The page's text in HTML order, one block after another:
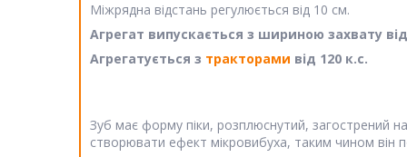
Міжрядна відстань регулюється від 10 см.
Агрегат випускається з шириною захвату
Агрегатується з тракторами від 120 к.с.
Зуб має форму піки, розплюснутий, загострений на
створювати ефект мікровибуха, таким чином він